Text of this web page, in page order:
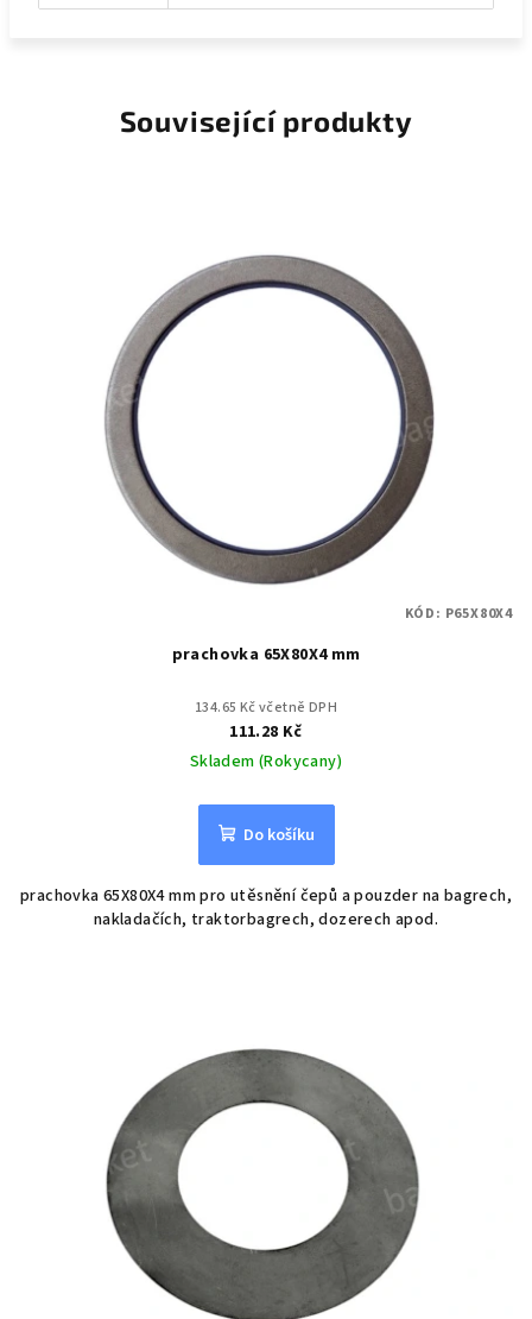
Související produkty
prachovka 65X80X4 mm
134.65 Kč včetně DPH
111.28 Kč
Skladem (Rokycany)
Do košíku
prachovka 65X80X4 mm pro utěsnění čepů a pouzder na bagrech,
nakladačích, traktorbagrech, dozerech apod.
KÓD: P65X80X4